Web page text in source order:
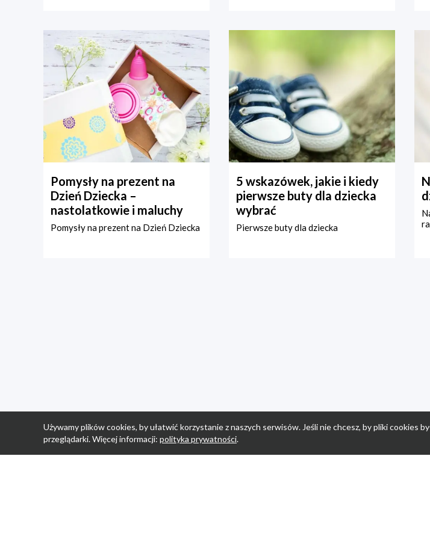
Pomysły na prezent na
Dzień Dziecka –
nastolatkowie i maluchy
Pomysły na prezent na Dzień Dziecka
5 wskazówek, jakie i kiedy
pierwsze buty dla dziecka
wybrać
Pierwsze buty dla dziecka
Używamy plików cookies, by ułatwić korzystanie z naszych serwisów. Jeśli nie chcesz, by pliki cookies
przeglądarki. Więcej informacji: polityka prywatności.